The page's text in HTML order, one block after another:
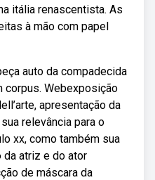
itália renascentista. As
à mão com papel
auto da compadecida
corpus. Webexposição
apresentação da
relevância para o
xx, como também sua
da atriz e do ator
de máscara da